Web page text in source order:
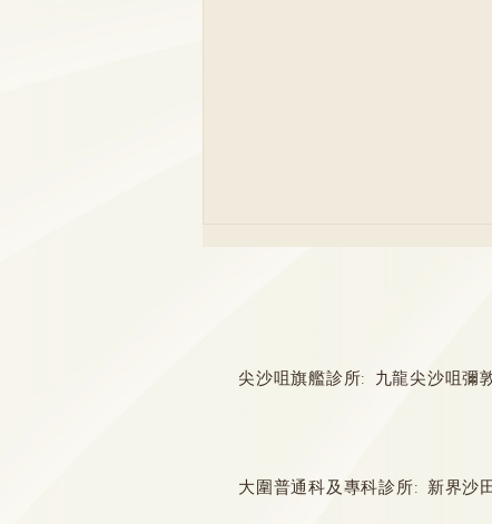
尖沙咀旗艦診所: 九龍尖沙咀
大圍普通科及專科診所: 新界沙